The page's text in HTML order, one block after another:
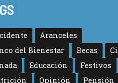
Aranceles
del Bienestar
Becas
Educación
Festivos
Opinión Pensión